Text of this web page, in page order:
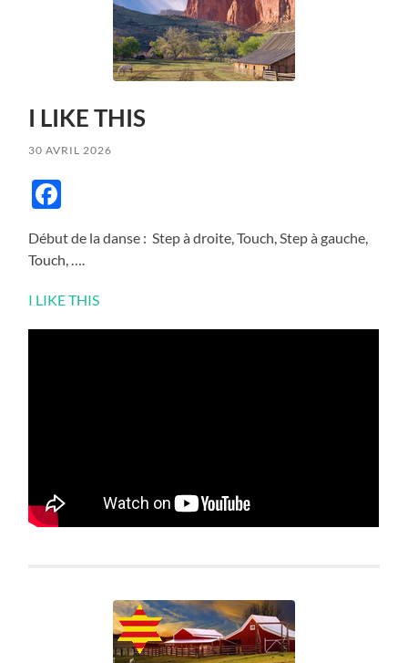
I LIKE THIS
30 AVRIL 2026
Début de la danse : Step à droite, Touch, Step à gauche,
Touch, ….
I LIKE THIS